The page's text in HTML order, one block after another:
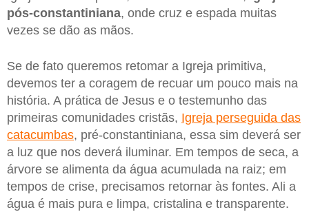
pós-constantiniana, onde cruz e espada muitas
vezes se dão as mãos.
Se de fato queremos retomar a Igreja primitiva,
devemos ter a coragem de recuar um pouco mais na
história. A prática de Jesus e o testemunho das
primeiras comunidades cristãs, Igreja perseguida das
catacumbas, pré-constantiniana, essa sim deverá ser
a luz que nos deverá iluminar. Em tempos de seca, a
árvore se alimenta da água acumulada na raiz; em
tempos de crise, precisamos retornar às fontes. Ali a
água é mais pura e limpa, cristalina e transparente.